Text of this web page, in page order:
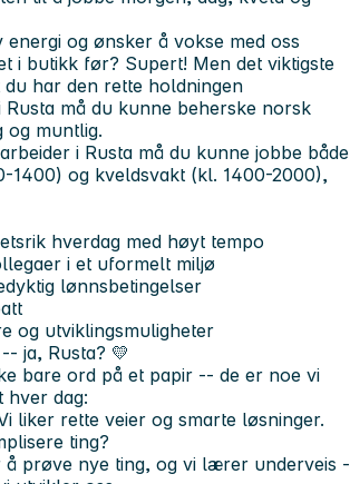
energi og ønsker å vokse med oss
i butikk før? Supert! Men det viktigste
har den rette holdningen
Rusta må du kunne beherske norsk
og muntlig.
i Rusta må du kunne jobbe både
1400) og kveldsvakt (kl. 1400-2000),
hverdag med høyt tempo
i et uformelt miljø
lønnsbetingelser
og utviklingsmuligheter
ja, Rusta? 💛
bare ord på et papir -- de er noe vi
hver dag:
liker rette veier og smarte løsninger.
ting?
prøve nye ting, og vi lærer underveis -